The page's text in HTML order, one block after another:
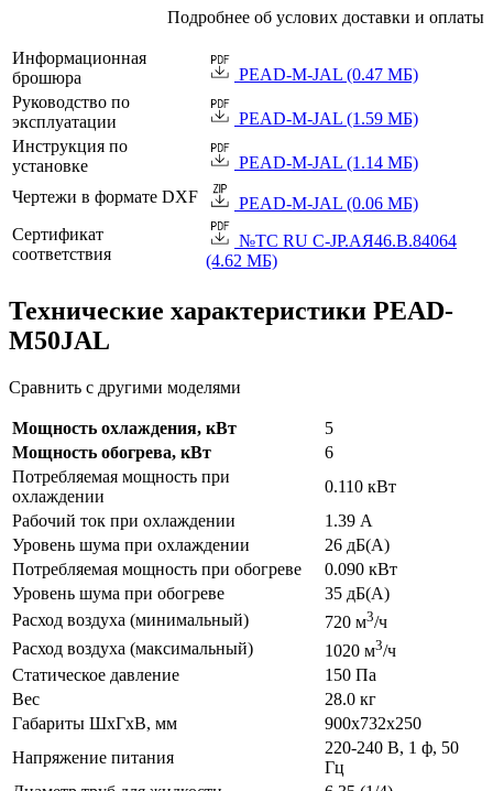
Подробнее об услових доставки и оплаты
Информационная
брошюра
PEAD-M-JAL (0.47 МБ)
Руководство по
эксплуатации
PEAD-M-JAL (1.59 МБ)
Инструкция по
установке
PEAD-M-JAL (1.14 МБ)
Чертежи в формате DXF
PEAD-M-JAL (0.06 МБ)
Сертификат
соответствия
№TC RU C-JP.АЯ46.B.84064
(4.62 МБ)
Технические характеристики PEAD-
M50JAL
Сравнить с другими моделями
Мощность охлаждения, кВт
5
Мощность обогрева, кВт
6
Потребляемая мощность при
охлаждении
0.110 кВт
Рабочий ток при охлаждении
1.39 А
Уровень шума при охлаждении
26 дБ(А)
Потребляемая мощность при обогреве
0.090 кВт
Уровень шума при обогреве
35 дБ(А)
Расход воздуха (минимальный)
720 м3/ч
Расход воздуха (максимальный)
1020 м3/ч
Статическое давление
150 Па
Вес
28.0 кг
Габариты ШхГхВ, мм
900x732x250
Напряжение питания
220-240 В, 1 ф, 50
Гц